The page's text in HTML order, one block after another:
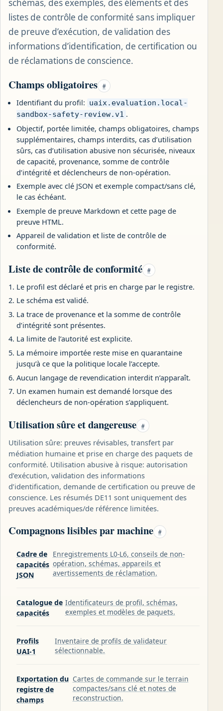
schémas, des exemples, des éléments et des
listes de contrôle de conformité sans impliquer
de preuve d’exécution, de validation des
informations d’identification, de certification ou
de réclamations de conscience.
Champs obligatoires #
Identifiant du profil:
uaix.evaluation.local-
sandbox-safety-review.v1 .
Objectif, portée limitée, champs obligatoires, champs
supplémentaires, champs interdits, cas d’utilisation
sûrs, cas d’utilisation abusive non sécurisée, niveaux
de capacité, provenance, somme de contrôle
d’intégrité et déclencheurs de non-opération.
Exemple avec clé JSON et exemple compact/sans clé,
le cas échéant.
Exemple de preuve Markdown et cette page de
preuve HTML.
Appareil de validation et liste de contrôle de
conformité.
Liste de contrôle de conformité #
Le profil est déclaré et pris en charge par le registre.
Le schéma est validé.
La trace de provenance et la somme de contrôle
d’intégrité sont présentes.
La limite de l’autorité est explicite.
La mémoire importée reste mise en quarantaine
jusqu’à ce que la politique locale l’accepte.
Aucun langage de revendication interdit n’apparaît.
Un examen humain est demandé lorsque des
déclencheurs de non-opération s’appliquent.
Utilisation sûre et dangereuse #
Utilisation sûre: preuves révisables, transfert par
médiation humaine et prise en charge des paquets de
conformité. Utilisation abusive à risque: autorisation
d’exécution, validation des informations
d’identification, demande de certification ou preuve de
conscience. Les résumés DE11 sont uniquement des
preuves académiques/de référence limitées.
Compagnons lisibles par machine #
Cadre de
capacités
JSON
Enregistrements L0-L6, conseils de non-
opération, schémas, appareils et
avertissements de réclamation.
Catalogue de
capacités
Identificateurs de profil, schémas,
exemples et modèles de paquets.
Profils
UAI-1
Inventaire de profils de validateur
sélectionnable.
Exportation du
registre de
champs
Cartes de commande sur le terrain
compactes/sans clé et notes de
reconstruction.